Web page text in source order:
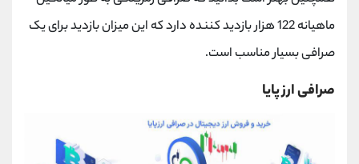
ماهیانه 122 هزار بازدید کننده دارد که این میزان بازدید برای یک
صرافی بسیار مناسب است.
صرافی ارز پایا